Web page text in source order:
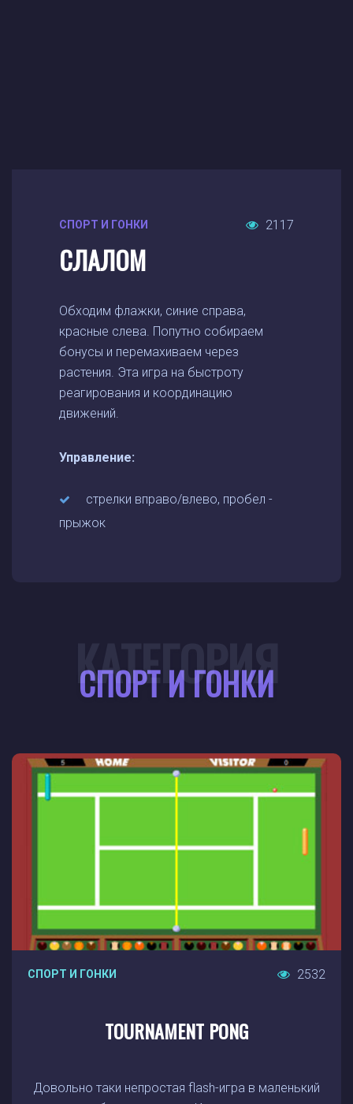
СПОРТ И ГОНКИ 2117
СЛАЛОМ
Обходим флажки, синие справа,
красные слева. Попутно собираем
бонусы и перемахиваем через
растения. Эта игра на быстроту
реагирования и координацию
движений.
Управление:
стрелки вправо/влево, пробел -
прыжок
СПОРТ И ГОНКИ
КАТЕГОРИЯ
СПОРТ И ГОНКИ 2532
TOURNAMENT PONG
Довольно таки непростая flash-игра в маленький